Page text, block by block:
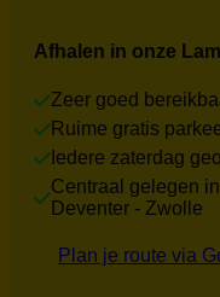
Afhalen in onze
Zeer goed
Ruime gratis
Iedere zaterdag
Centraal gelegen
Deventer - Zwolle
Plan je route via